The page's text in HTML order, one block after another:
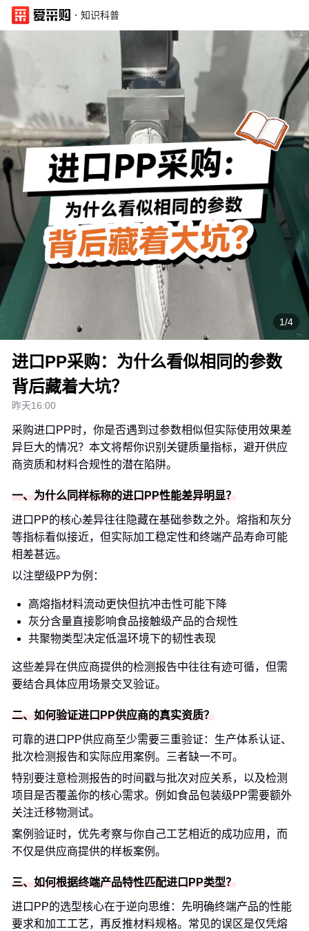
· 知识科普
1/4
进口PP采购：为什么看似相同的参数
背后藏着大坑？
昨天16:00
采购进口PP时，你是否遇到过参数相似但实际使用效果差
异巨大的情况？本文将帮你识别关键质量指标，避开供应
商资质和材料合规性的潜在陷阱。
一、为什么同样标称的进口PP性能差异明显？
进口PP的核心差异往往隐藏在基础参数之外。熔指和灰分
等指标看似接近，但实际加工稳定性和终端产品寿命可能
相差甚远。
以注塑级PP为例：
高熔指材料流动更快但抗冲击性可能下降
灰分含量直接影响食品接触级产品的合规性
共聚物类型决定低温环境下的韧性表现
这些差异在供应商提供的检测报告中往往有迹可循，但需
要结合具体应用场景交叉验证。
二、如何验证进口PP供应商的真实资质？
可靠的进口PP供应商至少需要三重验证：生产体系认证、
批次检测报告和实际应用案例。三者缺一不可。
特别要注意检测报告的时间戳与批次对应关系，以及检测
项目是否覆盖你的核心需求。例如食品包装级PP需要额外
关注迁移物测试。
案例验证时，优先考察与你自己工艺相近的成功应用，而
不仅是供应商提供的样板案例。
三、如何根据终端产品特性匹配进口PP类型？
进口PP的选型核心在于逆向思维：先明确终端产品的性能
要求和加工工艺，再反推材料规格。常见的误区是仅凭熔